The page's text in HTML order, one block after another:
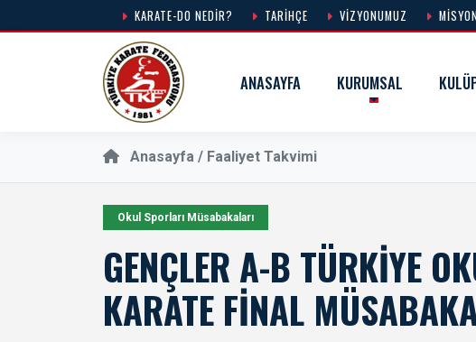
KARATE-DO NEDIR? TARIHÇE VIZYONUMUZ
ANASAYFA KURUMSAL
Anasayfa / Faaliyet Takvimi
Okul Sporları Müsabakaları
GENÇLER A-B TÜRKIYE
KARATE FINAL